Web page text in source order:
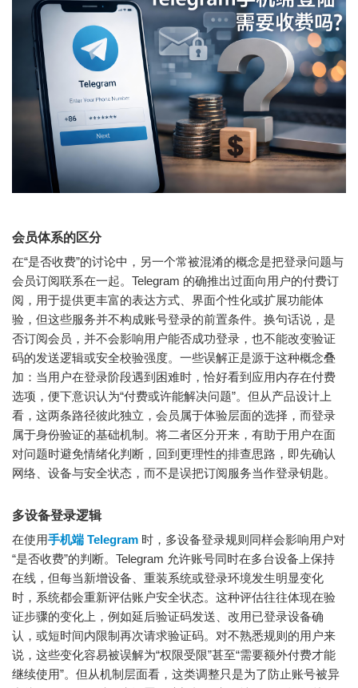
会员体系的区分
在“是否收费”的讨论中，另一个常被混淆的概念是把登录问题与
会员订阅联系在一起。Telegram 的确推出过面向用户的付费订
阅，用于提供更丰富的表达方式、界面个性化或扩展功能体
验，但这些服务并不构成账号登录的前置条件。换句话说，是
否订阅会员，并不会影响用户能否成功登录，也不能改变验证
码的发送逻辑或安全校验强度。一些误解正是源于这种概念叠
加：当用户在登录阶段遇到困难时，恰好看到应用内存在付费
选项，便下意识认为“付费或许能解决问题”。但从产品设计上
看，这两条路径彼此独立，会员属于体验层面的选择，而登录
属于身份验证的基础机制。将二者区分开来，有助于用户在面
对问题时避免情绪化判断，回到更理性的排查思路，即先确认
网络、设备与安全状态，而不是误把订阅服务当作登录钥匙。
多设备登录逻辑
在使用手机端 Telegram 时，多设备登录规则同样会影响用户对
“是否收费”的判断。Telegram 允许账号同时在多台设备上保持
在线，但每当新增设备、重装系统或登录环境发生明显变化
时，系统都会重新评估账户安全状态。这种评估往往体现在验
证步骤的变化上，例如延后验证码发送、改用已登录设备确
认，或短时间内限制再次请求验证码。对不熟悉规则的用户来
说，这些变化容易被误解为“权限受限”甚至“需要额外付费才能
继续使用”。但从机制层面看，这类调整只是为了防止账号被异